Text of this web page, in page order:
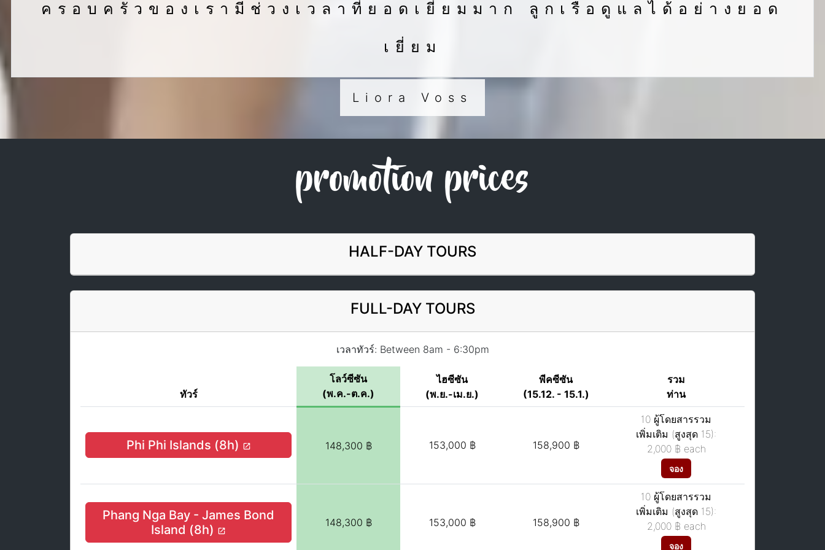
ครอบครัวของเรามีช่วงเวลาที่ยอดเยี่ยมมาก ลูกเรือดูแลได้อย่างยอด
เยี่ยม
Liora Voss
promotion prices
HALF-DAY TOURS
FULL-DAY TOURS
เวลาทัวร์: Between 8am - 6:30pm
ทัวร์
โลว์ซีซัน
(พ.ค.-ต.ค.)
ไฮซีซัน
(พ.ย.-เม.ย.)
พีคซีซัน
(15.12. - 15.1.)
รวม
ท่าน
Phi Phi Islands (8h) 148,300 ฿ 153,000 ฿ 158,900 ฿
10 ผู้โดยสารรวม
เพิ่มเติม (สูงสุด 15):
2,000 ฿ each
จอง
Phang Nga Bay - James Bond
Island (8h)
148,300 ฿ 153,000 ฿ 158,900 ฿
10 ผู้โดยสารรวม
เพิ่มเติม (สูงสุด 15):
2,000 ฿ each
จอง